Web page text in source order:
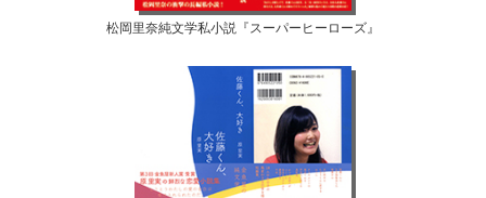
松岡里奈純文学私小説『スーパーヒーローズ』